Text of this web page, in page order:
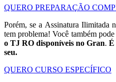
QUERO PREPARAÇÃO
Porém, se a Assinatura Ilimitada
tem problema! Você também pode
o TJ RO disponíveis no Gran. É
seu.
QUERO CURSO ESPECÍFICO